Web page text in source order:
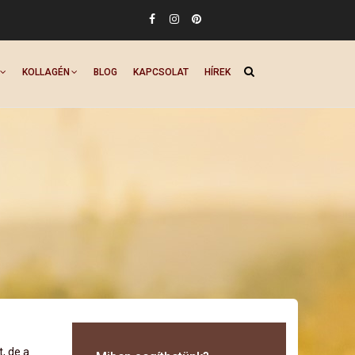
KOLLAGÉN BLOG KAPCSOLAT HÍREK
de a